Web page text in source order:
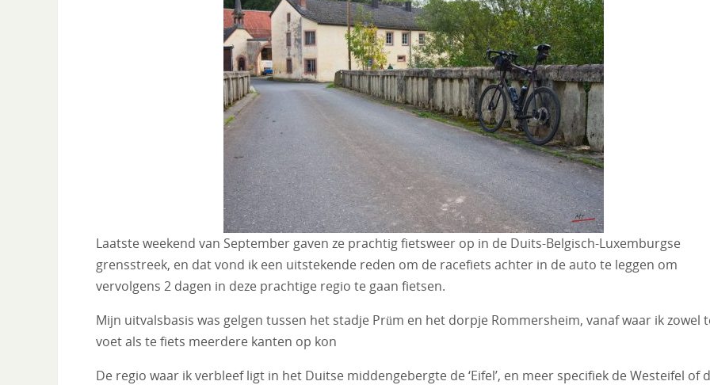
Laatste weekend van September gaven ze prachtig fietsweer op in de Duits-Belgisch-Luxemburgse
grensstreek, en dat vond ik een uitstekende reden om de racefiets achter in de auto te leggen om
vervolgens 2 dagen in deze prachtige regio te gaan fietsen.
Mijn uitvalsbasis was gelgen tussen het stadje Prüm en het dorpje Rommersheim, vanaf waar ik zowel
voet als te fiets meerdere kanten op kon
De regio waar ik verbleef ligt in het Duitse middengebergte de ‘Eifel’, en meer specifiek de Westeifel of